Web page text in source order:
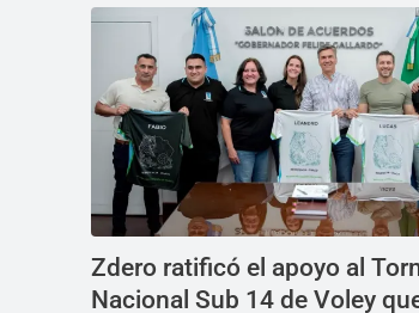
Zdero ratificó el apoyo al
Nacional Sub 14 de Voley